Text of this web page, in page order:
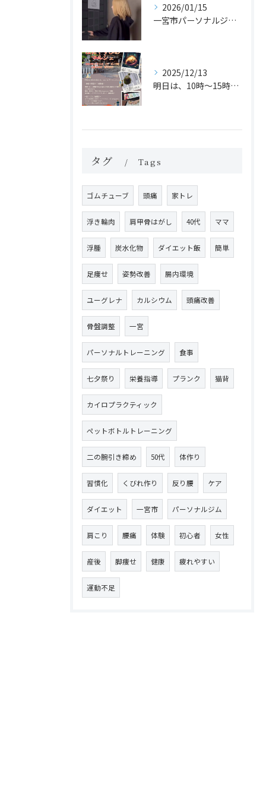
2026/01/15
一宮市パーソナルジム体験
2025/12/13
明日は、10時〜15時まで「はにやすひめマルシェ」に運動体験...
タグ Tags
ゴムチューブ 頭痛 家トレ
浮き輪肉 肩甲骨はがし 40代 ママ
浮腫 炭水化物 ダイエット飯 簡単
足痩せ 姿勢改善 腸内環境
ユーグレナ カルシウム 頭痛改善
骨盤調整 一宮
パーソナルトレーニング 食事
七夕祭り 栄養指導 プランク 猫背
カイロプラクティック
ペットボトルトレーニング
二の腕引き締め 50代 体作り
習慣化 くびれ作り 反り腰 ケア
ダイエット 一宮市 パーソナルジム
肩こり 腰痛 体験 初心者 女性
産後 脚痩せ 健康 疲れやすい
運動不足